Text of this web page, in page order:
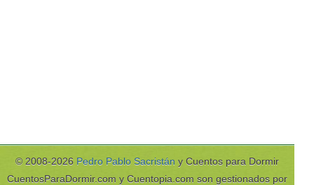
© 2008-2026 Pedro Pablo Sacristán y Cuentos para Dormir
CuentosParaDormir.com y Cuentopia.com son gestionados por